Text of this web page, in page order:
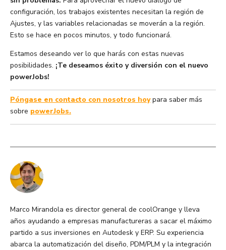
configuración, los trabajos existentes necesitan la región de
Ajustes, y las variables relacionadas se moverán a la región.
Esto se hace en pocos minutos, y todo funcionará.
Estamos deseando ver lo que harás con estas nuevas
posibilidades. ¡Te deseamos éxito y diversión con el nuevo
powerJobs!
Póngase en contacto con nosotros hoypara saber más
sobre powerJobs.
Marco Mirandola es director general de coolOrange y lleva
años ayudando a empresas manufactureras a sacar el máximo
partido a sus inversiones en Autodesk y ERP. Su experiencia
abarca la automatización del diseño, PDM/PLM y la integración